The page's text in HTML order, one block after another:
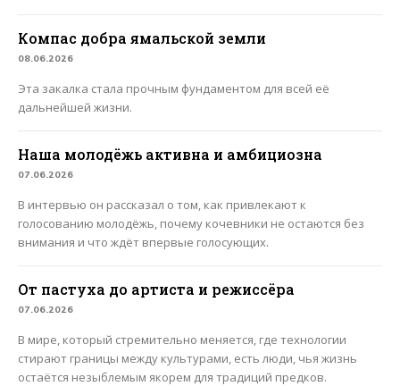
Компас добра ямальской земли
08.06.2026
Эта закалка стала прочным фундаментом для всей её
дальнейшей жизни.
Наша молодёжь активна и амбициозна
07.06.2026
В интервью он рассказал о том, как привлекают к
голосованию молодёжь, почему кочевники не остаются без
внимания и что ждёт впервые голосующих.
От пастуха до артиста и режиссёра
07.06.2026
В мире, который стремительно меняется, где технологии
стирают границы между культурами, есть люди, чья жизнь
остаётся незыблемым якорем для традиций предков.